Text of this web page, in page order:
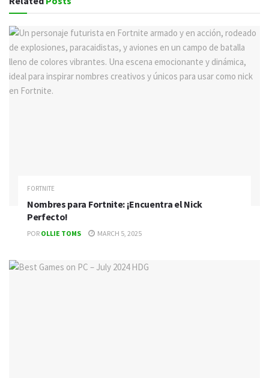
FORTNITE
Nombres para Fortnite: ¡Encuentra el Nick
Perfecto!
POR OLLIE TOMS MARCH 5, 2025